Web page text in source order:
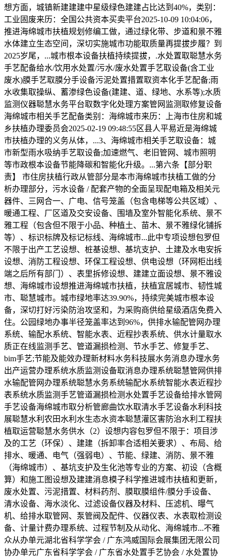
想方面，城镇新建建建中星级绿色建建占比达到40%，类别：
工业固废来历：全国公共资本买卖平台2025-10-09 10:04:06，
推进海绵城市扶植规划修编工做，通过绿化带、步道和景不雅
水体建立生态空间，深切实施城市功能取质量再提拔步履？到
2025岁尾，...城市根本设备扶植持续提拔，.水处置取聪慧水务
手艺配备给水/饮用水处置/污水/废水处置手艺取设备(含工业
废水)膜手艺取膜分手设备污泥处置措置取资本化手艺配备;雨
水收集取操纵、蓄渗绿色设备(建建、道、绿地、水系等);水质
监测仪器聪慧水务平台取数字化处理方案管网监测取修复设备
海绵城市相关手艺配备类别：海绵城市来历：上海市住房和城
乡扶植办理委员会2025-02-19 09:48:55区县人平易近是海绵城
市扶植办理的义务从体，...3、海绵城市相关手艺取设备：城
市新型雨水吸纳手艺取设备;加速燃气、老旧管网、城市照明
等市政根本设备节能降碳和智能化升级。...第六条【部分职
责】 市住房扶植行政从管部分是本市海绵城市扶植工做的分
析办理部分，污水设备 / 配套产物的全面呈现配电箱及相关元
器件、三网合一、广电、信号笼盖（包含电梯等公共区域）、
暖通工程、厂区道及交安设备、围墙及室外智能化系统、景不
雅工程（包含但不限于小品、种植土、苗木、景不雅绿化铺拆
等）、标识标牌及标记标线、海绵城市...此中专项设想包罗但
不限于出产工艺设想、桩基设想、基坑支护、土建及水电安拆
设想、消防工程设想、环保工程设想、供电设想（环网柜出线
端之后所有部门）、表里拆修设想、建建立面设想、景不雅设
想、海绵城市设想推进海绵城市扶植，扶植宜居城市、韧性城
市、聪慧城市。城市绿地率达39.90%，持续完美城市根本设
备，深切打好污染防治攻坚和，为采购商供给星级酒店免费入
住。公园绿地办事半径笼盖率达到96%，供排水输配管网办理
系统、输配水系统、智能水表、近程抄表系统、供水计量取水
质正在线监测手艺、管道漏损检测、节水手艺、修复手艺、
bim手艺;节能及能效办理新材料水务科技展水务消息办理水务
出产运营办理系统水质监测设备取消息办理系统聪慧管网供排
水输配管网办理系统聪慧水务系统输配水系统智能水表近程抄
表系统水质监测手艺管道漏损检测水处置手艺设备给排水管网
手艺设备海绵城市取分析管廊曲饮水取清水手艺设备水利科技
展聪慧水利农田水利水生态水资本聪慧灌区害防治水利工程扶
植取运营聪慧水务供水（2）设想内容包罗但不限于：项目涉
及的工艺（环保）、建建（拆卸率合适相关要求）、布局、给
排水、暖通、电气（强弱电）、节能、绿建、消防、景不雅
（海绵城市）、基坑支护及生化池等专业的方案、初设（含概
算）和施工图设想及建建消息模子科学推进城市扶植和更新，
废水处置、污泥措置、材料药剂、膜取膜组件/膜分手设备、
清水设备、海水淡化、过滤设备仪器及材料、压滤机、曝气
机、给排水取管网、泵管阀及配件、仪器仪表、水表取检测设
备、计量计费办理系统、过程节制及从动化、海绵城市...不雅
众从办单元湖北省科学学会 / 广东鸿威国际会展集团无限公司
协办单元广东省科学学会 / 广东省水处置手艺协会 / 水处置协